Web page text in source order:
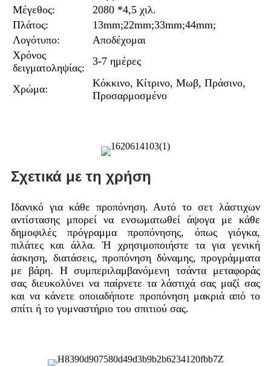
Μέγεθος:
2080 *4,5 χιλ.
Πλάτος:
13mm;22mm;33mm;44mm;
Λογότυπο:
Αποδέχομαι
Χρόνος
δειγματοληψίας:
3-7 ημέρες
Χρώμα:
Κόκκινο, Κίτρινο, Μωβ, Πράσινο,
Προσαρμοσμένο
Σχετικά με τη χρήση
Ιδανικό για κάθε προπόνηση. Αυτό το σετ λάστιχων
αντίστασης μπορεί να ενσωματωθεί άψογα με κάθε
δημοφιλές πρόγραμμα προπόνησης, όπως γιόγκα,
πιλάτες και άλλα. Ή χρησιμοποιήστε τα για γενική
άσκηση, διατάσεις, προπόνηση δύναμης, προγράμματα
με βάρη. Η συμπεριλαμβανόμενη τσάντα μεταφοράς
σας διευκολύνει να παίρνετε τα λάστιχά σας μαζί σας
και να κάνετε οποιαδήποτε προπόνηση μακριά από το
σπίτι ή το γυμναστήριο του σπιτιού σας.